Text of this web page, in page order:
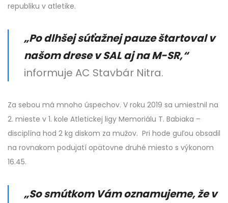
republiku v atletike.
„Po dlhšej súťažnej pauze štartoval v
našom drese v SAL aj na M-SR,“
informuje AC Stavbár Nitra.
Za sebou má mnoho úspechov. V roku 2019 sa umiestnil na
2. mieste v 1. kole Atletickej ligy Memoriálu T. Babiaka –
disciplína hod 2 kg diskom za mužov. Pri hode guľou obsadil
na rovnakom podujatí opätovne druhé miesto s výkonom
16.45.
„So smútkom Vám oznamujeme, že v